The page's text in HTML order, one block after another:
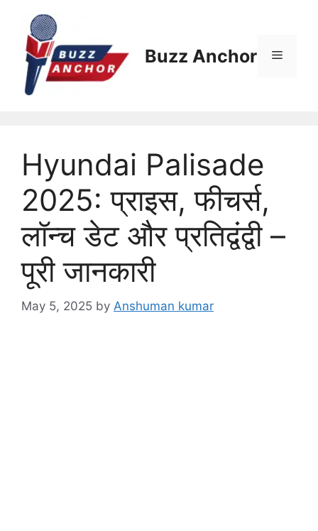
content
Buzz Anchor Menu
Hyundai Palisade
2025: प्राइस, फीचर्स,
लॉन्च डेट और प्रतिद्वंद्वी –
पूरी जानकारी
May 5, 2025 by Anshuman kumar